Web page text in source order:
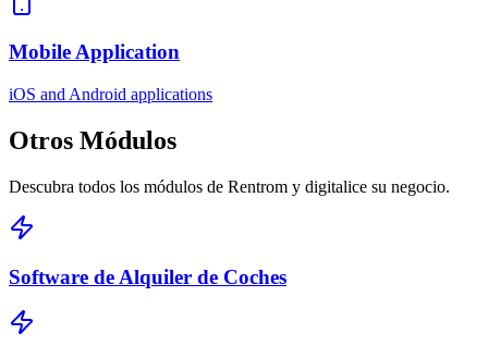
Mobile Application
iOS and Android applications
Otros Módulos
Descubra todos los módulos de Rentrom y digitalice su negocio.
Software de Alquiler de Coches